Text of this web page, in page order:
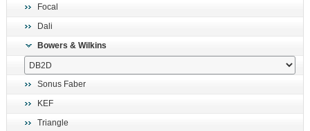
Focal
Dali
Bowers & Wilkins
Sonus Faber
KEF
Triangle